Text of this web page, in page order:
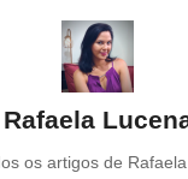
Rafaela
os artigos de